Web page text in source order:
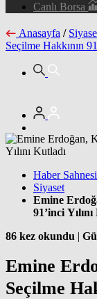
Canlı Borsa
Anasayfa /
Seçilme Hakkının
Haber Sahnesi
Siyaset
Emine
91’inci
86 kez okundu |
Emine
Seçilme